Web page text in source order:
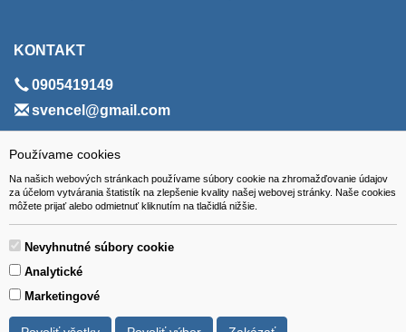
Používame cookies
Na našich webových stránkach používame súbory cookie na zhromažďovanie údajov
za účelom vytvárania štatistík na zlepšenie kvality našej webovej stránky. Naše cookies
môžete prijať alebo odmietnuť kliknutím na tlačidlá nižšie.
Nevyhnutné súbory cookie
Analytické
Marketingové
KONTAKT
0905419149
svencel@gmail.com
ADRESA
VEST - tech s.r.o.
Hviezdoslavova 280/6, 965 01 Žiar nad Hronom
Slovakia (Slovak Republic)